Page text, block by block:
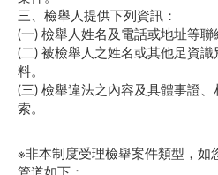
三、檢舉人提供下列資訊：
(一) 檢舉人姓名及電話或地址等聯
(二) 被檢舉人之姓名或其他足資
料。
(三) 檢舉違法之內容及具體事證
索。
※非本制度受理檢舉案件類型，如